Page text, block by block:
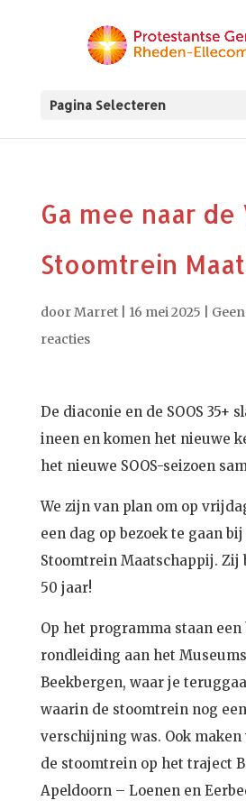
Pagina Selecteren
Ga mee naar
Stoomtrein
doorMarret| 16 mei 2025
reacties
De diaconie en de SOOS 35+
ineen en komen het nieuwe
het nieuwe SOOS-seizoen
We zijn van plan om op
een dag op bezoek te gaan bij
Stoomtrein Maatschappij. Zij
50 jaar!
Op het programma staan een
rondleiding aan het
Beekbergen, waar je
waarin de stoomtrein nog
verschijning was. Ook
de stoomtrein op het traject
Apeldoorn – Loenen en